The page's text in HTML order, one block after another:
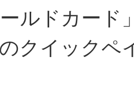
ルドカード
クイックペ